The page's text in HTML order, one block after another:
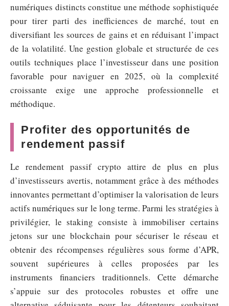
numériques distincts constitue une méthode sophistiquée
pour tirer parti des inefficiences de marché, tout en
diversifiant les sources de gains et en réduisant l’impact
de la volatilité. Une gestion globale et structurée de ces
outils techniques place l’investisseur dans une position
favorable pour naviguer en 2025, où la complexité
croissante exige une approche professionnelle et
méthodique.
Profiter des opportunités de
rendement passif
Le rendement passif crypto attire de plus en plus
d’investisseurs avertis, notamment grâce à des méthodes
innovantes permettant d’optimiser la valorisation de leurs
actifs numériques sur le long terme. Parmi les stratégies à
privilégier, le staking consiste à immobiliser certains
jetons sur une blockchain pour sécuriser le réseau et
obtenir des récompenses régulières sous forme d’APR,
souvent supérieures à celles proposées par les
instruments financiers traditionnels. Cette démarche
s’appuie sur des protocoles robustes et offre une